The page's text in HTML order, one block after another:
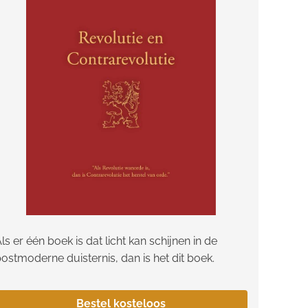
er één boek is dat licht kan schijnen in de
duisternis, dan is het dit boek.
Bestel kosteloos